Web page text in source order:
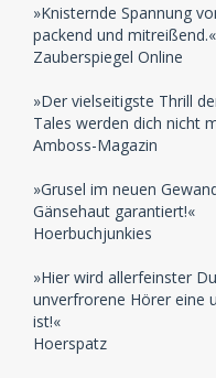
»Knisternde Spannung
packend und mitreißend.«
Zauberspiegel Online
»Der vielseitigste Thrill
Tales werden dich nicht
Amboss-Magazin
»Grusel im neuen
Gänsehaut garantiert!«
Hoerbuchjunkies
»Hier wird allerfeinster
unverfrorene Hörer eine
ist!«
Hoerspatz